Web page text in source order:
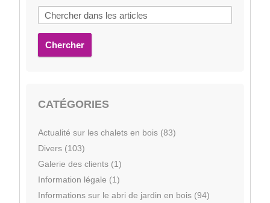
Chercher
CATÉGORIES
Actualité sur les chalets en bois (83)
Divers (103)
Galerie des clients (1)
Information légale (1)
Informations sur le abri de jardin en bois (94)